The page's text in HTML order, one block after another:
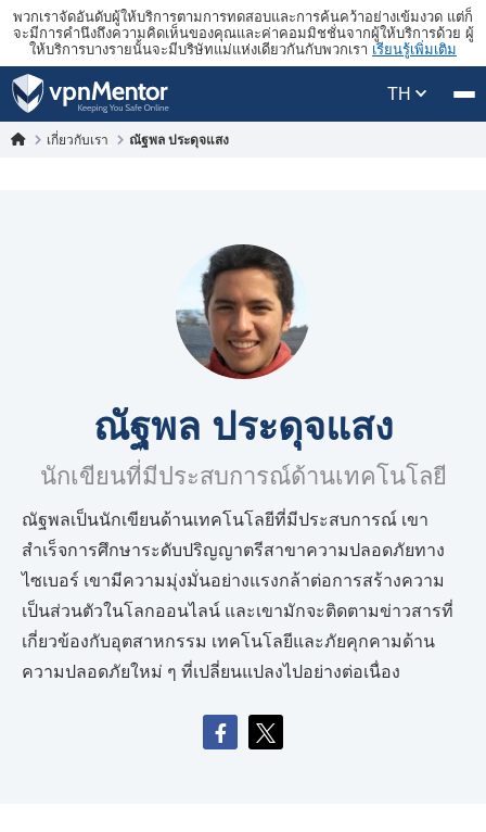
พวกเราจัดอันดับผู้ให้บริการตามการทดสอบและการค้นคว้าอย่างเข้มงวด แต่ก็
จะมีการคำนึงถึงความคิดเห็นของคุณและค่าคอมมิชชั่นจากผู้ให้บริการด้วย ผู้
ให้บริการบางรายนั้นจะมีบริษัทแม่แห่งเดียวกันกับพวกเรา เรียนรู้เพิ่มเติม
TH
เกี่ยวกับเรา ณัฐพล ประดุจแสง
ณัฐพล ประดุจแสง
นักเขียนที่มีประสบการณ์ด้านเทคโนโลยี
ณัฐพลเป็นนักเขียนด้านเทคโนโลยีที่มีประสบการณ์ เขา
สำเร็จการศึกษาระดับปริญญาตรีสาขาความปลอดภัยทาง
ไซเบอร์ เขามีความมุ่งมั่นอย่างแรงกล้าต่อการสร้างความ
เป็นส่วนตัวในโลกออนไลน์ และเขามักจะติดตามข่าวสารที่
เกี่ยวข้องกับอุตสาหกรรม เทคโนโลยีและภัยคุกคามด้าน
ความปลอดภัยใหม่ ๆ ที่เปลี่ยนแปลงไปอย่างต่อเนื่อง